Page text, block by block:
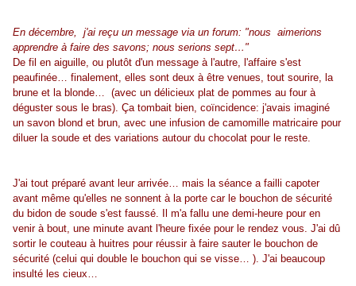
En décembre, j'ai reçu un message via un forum: "nous aimerions
apprendre à faire des savons; nous serions sept…"
De fil en aiguille, ou plutôt d'un message à l'autre, l'affaire s'est
peaufinée… finalement, elles sont deux à être venues, tout sourire, la
brune et la blonde… (avec un délicieux plat de pommes au four à
déguster sous le bras). Ça tombait bien, coïncidence: j'avais imaginé
un savon blond et brun, avec une infusion de camomille matricaire pour
diluer la soude et des variations autour du chocolat pour le reste.
J'ai tout préparé avant leur arrivée… mais la séance a failli capoter
avant même qu'elles ne sonnent à la porte car le bouchon de sécurité
du bidon de soude s'est faussé. Il m'a fallu une demi-heure pour en
venir à bout, une minute avant l'heure fixée pour le rendez vous. J'ai dû
sortir le couteau à huitres pour réussir à faire sauter le bouchon de
sécurité (celui qui double le bouchon qui se visse… ). J'ai beaucoup
insulté les cieux…